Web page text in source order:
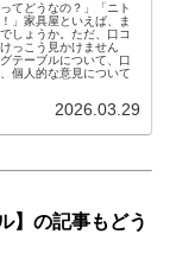
てどうなの？」「ニト
」家具屋といえば、ま
しょうか。ただ、口コ
っこう見かけません
テーブルについて、口
個人的な意見について
2026.03.29
】の記事もどう